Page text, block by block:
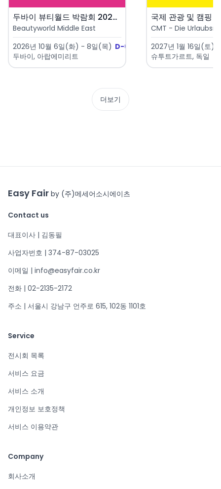
두바이 뷰티월드 박람회 2026 ..
Beautyworld Middle East
2026년 10월 6일(화) - 8일(목) D-61
두바이, 아랍에미리트
국제 관광 및 캠핑
CMT - Die
2027년 1월 16일(토)
슈투트가르트, 독일
더보기
Easy Fair by (주)메세어소시에이츠
Contact us
대표이사 | 김동필
사업자번호 | 374-87-03025
이메일 | info@easyfair.co.kr
전화 | 02-2135-2172
주소 | 서울시 강남구 언주로 615, 102동 1101호
Service
전시회 목록
서비스 요금
서비스 소개
개인정보 보호정책
서비스 이용약관
Company
회사소개